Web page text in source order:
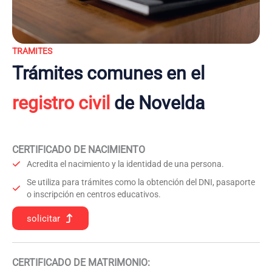
TRAMITES
Trámites comunes en el
registro civil de Novelda
CERTIFICADO DE NACIMIENTO
Acredita el nacimiento y la identidad de una persona.
Se utiliza para trámites como la obtención del DNI, pasaporte
o inscripción en centros educativos.
solicitar
CERTIFICADO DE MATRIMONIO: